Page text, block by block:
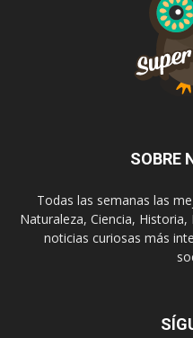
SOBRE
Todas las semanas las
Naturaleza, Ciencia, Historia,
noticias curiosas más